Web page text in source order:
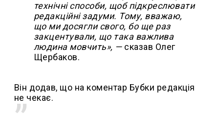
технічні способи, щоб підкреслювати
редакційні задуми. Тому, вважаю,
що ми досягли свого, бо ще раз
закцентували, що така важлива
людина мовчить», — сказав Олег
Щербаков.
Він додав, що на коментар Бубки редакція
не чекає.